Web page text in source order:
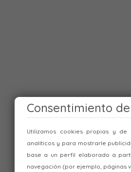
Consentimiento
Utilizamos cookies propias y
analíticos y para mostrarle
base a un perfil elaborado a
navegación (por ejemplo, páginas